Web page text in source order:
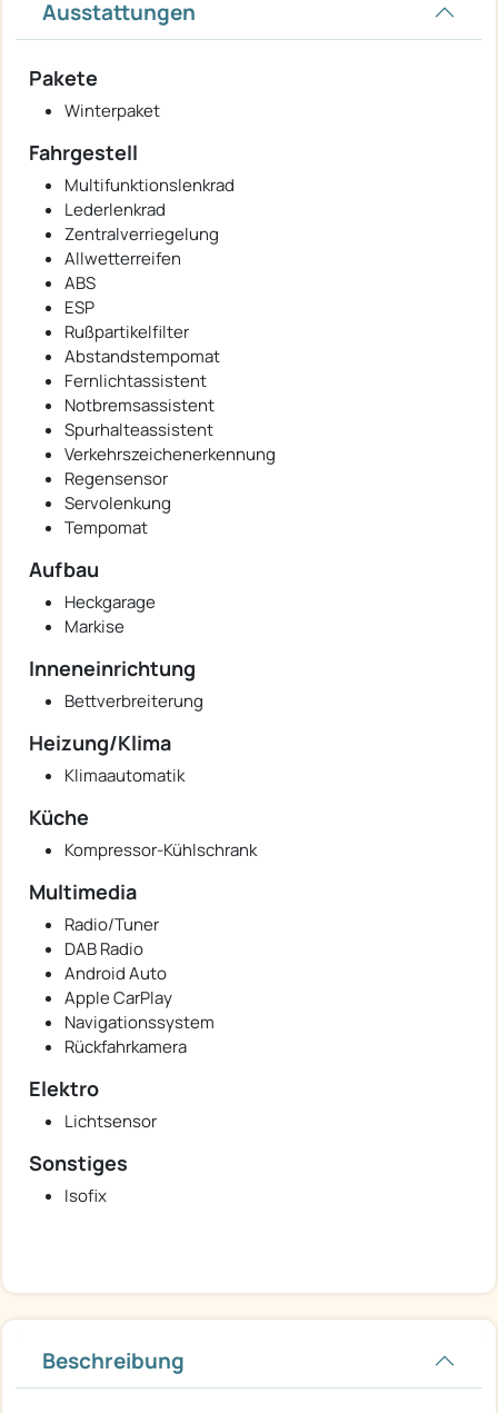
Ausstattungen
Pakete
Winterpaket
Fahrgestell
Multifunktionslenkrad
Lederlenkrad
Zentralverriegelung
Allwetterreifen
ABS
ESP
Rußpartikelfilter
Abstandstempomat
Fernlichtassistent
Notbremsassistent
Spurhalteassistent
Verkehrszeichenerkennung
Regensensor
Servolenkung
Tempomat
Aufbau
Heckgarage
Markise
Inneneinrichtung
Bettverbreiterung
Heizung/Klima
Klimaautomatik
Küche
Kompressor-Kühlschrank
Multimedia
Radio/Tuner
DAB Radio
Android Auto
Apple CarPlay
Navigationssystem
Rückfahrkamera
Elektro
Lichtsensor
Sonstiges
Isofix
Beschreibung